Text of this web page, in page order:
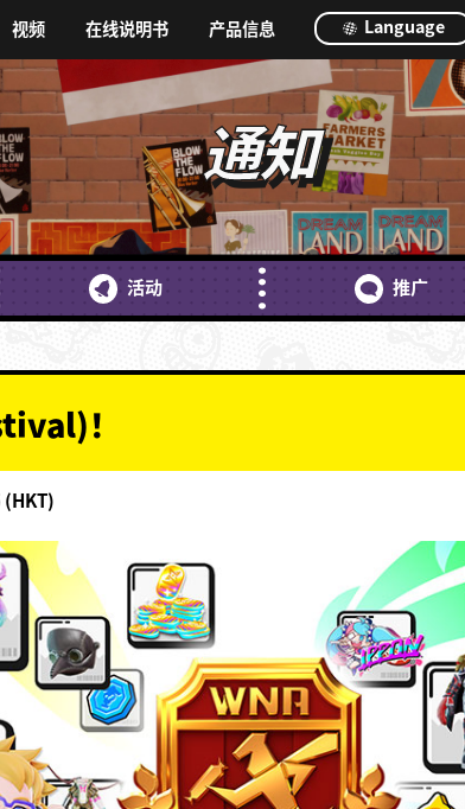
视频 在线说明书 产品信息 Language
通知
活动 推广
！